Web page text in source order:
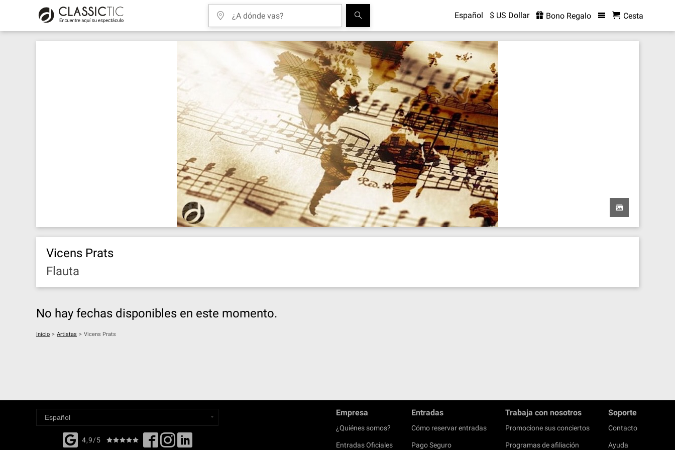
Español $ US Dollar Bono Regalo Cesta
Vicens Prats
Flauta
No hay fechas disponibles en este momento.
Inicio > Artistas > Vicens Prats
4,9/5
Empresa
¿Quiénes somos?
Entradas Oficiales
Entradas
Cómo reservar entradas
Pago Seguro
Trabaja con nosotros
Promocione sus conciertos
Programas de afiliación
Soporte
Contacto
Ayuda